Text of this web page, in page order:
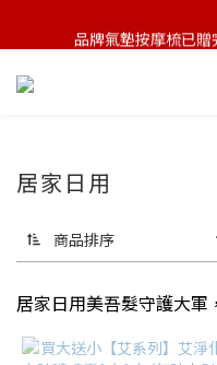
🆕 新會
居家日用
商品排序
居家日用美吾髮守護大軍